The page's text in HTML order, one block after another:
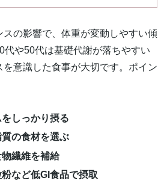
の影響で、体重が変動しやすい傾
代や50代は基礎代謝が落ちやすい
意識した食事が大切です。ポイン
しっかり摂る
の食材を選ぶ
繊維を補給
など低GI食品で摂取